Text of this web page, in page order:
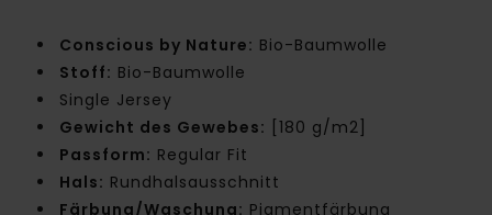
Conscious by Nature: Bio-Baumwolle
Stoff: Bio-Baumwolle
Single Jersey
Gewicht des Gewebes: [180 g/m2]
Passform: Regular Fit
Hals: Rundhalsausschnitt
Färbung/Waschung: Pigmentfärbung